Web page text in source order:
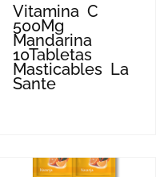
Vitamina C
500Mg
Mandarina
10Tabletas
Masticables La
Sante